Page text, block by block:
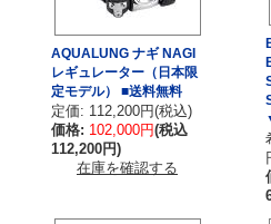
AQUALUNG ナギ NAGI
レギュレーター（日本限
定モデル） ■送料無料
定価: 112,200円(税込)
価格: 102,000円(税込
112,200円)
在庫を確認する